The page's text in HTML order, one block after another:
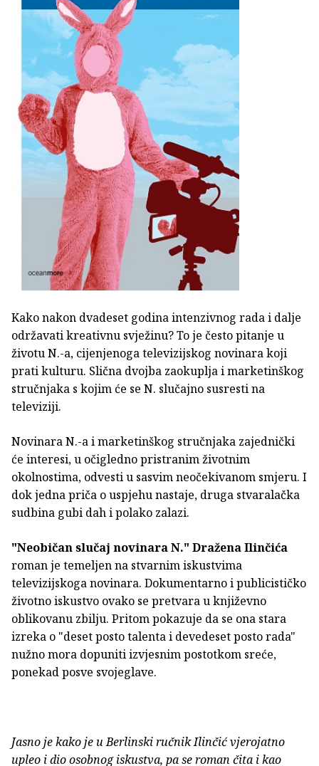
Kako nakon dvadeset godina intenzivnog rada i dalje
održavati kreativnu svježinu? To je često pitanje u
životu N.-a, cijenjenoga televizijskog novinara koji
prati kulturu. Slična dvojba zaokuplja i marketinškog
stručnjaka s kojim će se N. slučajno susresti na
televiziji.
Novinara N.-a i marketinškog stručnjaka zajednički
će interesi, u očigledno pristranim životnim
okolnostima, odvesti u sasvim neočekivanom smjeru. I
dok jedna priča o uspjehu nastaje, druga stvaralačka
sudbina gubi dah i polako zalazi.
"Neobičan slučaj novinara N." Dražena Ilinčića
roman je temeljen na stvarnim iskustvima
televizijskoga novinara. Dokumentarno i publicističko
životno iskustvo ovako se pretvara u književno
oblikovanu zbilju. Pritom pokazuje da se ona stara
izreka o "deset posto talenta i devedeset posto rada"
nužno mora dopuniti izvjesnim postotkom sreće,
ponekad posve svojeglave.
Jasno je kako je u Berlinski ručnik Ilinčić vjerojatno
upleo i dio osobnog iskustva, pa se roman čita i kao